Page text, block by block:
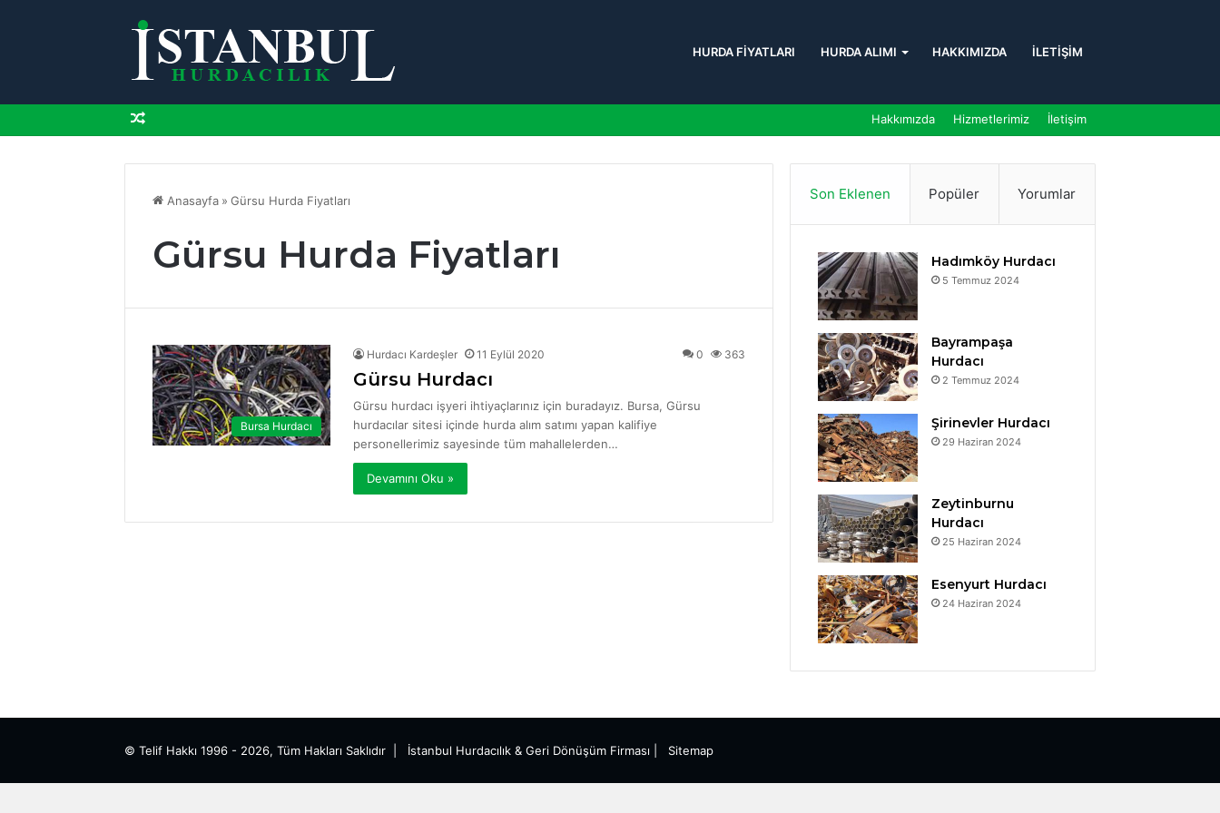
HURDA FIYATLARI HURDA ALIMI HAKKIMIZDA İLETIŞIM
Rastgele
Hakkımızda Hizmetlerimiz İletişim
Anasayfa » Gürsu Hurda Fiyatları
Gürsu Hurda Fiyatları
Bursa Hurdacı
Hurdacı Kardeşler 11 Eylül 2020 0 363
Gürsu Hurdacı
Gürsu hurdacı işyeri ihtiyaçlarınız için buradayız. Bursa, Gürsu
hurdacılar sitesi içinde hurda alım satımı yapan kalifiye
personellerimiz sayesinde tüm mahallelerden…
Devamını Oku »
Son Eklenen Popüler Yorumlar
Hadımköy Hurdacı
5 Temmuz 2024
Bayrampaşa
Hurdacı
2 Temmuz 2024
Şirinevler Hurdacı
29 Haziran 2024
Zeytinburnu
Hurdacı
25 Haziran 2024
Esenyurt Hurdacı
24 Haziran 2024
© Telif Hakkı 1996 - 2026, Tüm Hakları Saklıdır | İstanbul Hurdacılık & Geri Dönüşüm Firması | Sitemap